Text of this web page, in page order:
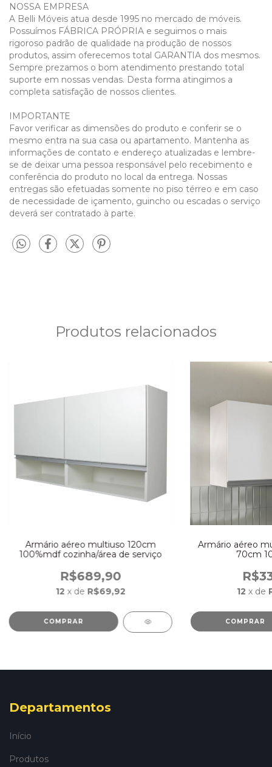
NOSSA EMPRESA
A Belli Móveis atua desde 1995 no mercado de móveis.
Possuímos FÁBRICA PRÓPRIA e seguimos o mais
rigoroso padrão de qualidade na produção de nossos
produtos, assim oferecemos total GARANTIA dos mesmos.
Sempre prezamos o bom atendimento prestando total
suporte em nossas vendas. Desta forma atingimos a
completa satisfação de nossos clientes.
IMPORTANTE
Favor verificar as dimensões do produto e conferir se o
mesmo entra na sua casa ou apartamento. Mantenha as
informações de contato e endereço atualizadas e lembre-
se de deixar uma pessoa responsável pelo recebimento e
conferência do produto no local da entrega. Nossas
entregas são efetuadas somente no piso térreo e em caso
de necessidade de içamento, guincho ou escadas o serviço
deverá ser contratado à parte.
Produtos relacionados
Armário aéreo multiuso 120cm
100%mdf cozinha/área de serviço
R$689,90
12 x de R$69,92
COMPRAR
Armário aéreo
70cm
12 x de
COMPRAR
Departamentos
Início
Produtos